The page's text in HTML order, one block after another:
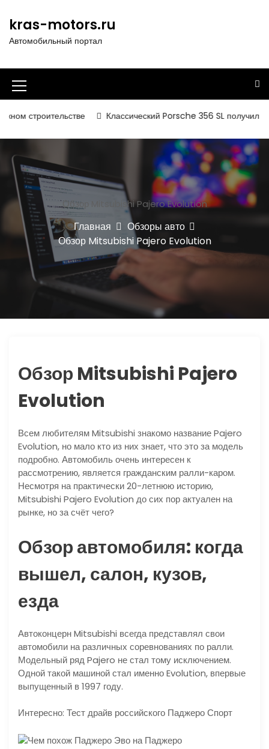
т
к
д
м
kras-motors.ru
Автомобильный портал
И
к
о
н
к
а
м
е
Классический Porsche 356 SL получил вторую
Обзор Mitsubishi Pajero Evolution
Главная
Обзоры авто
Обзор Mitsubishi Pajero Evolution
Обзор Mitsubishi Pajero
Evolution
Всем любителям Mitsubishi знакомо название Pajero
Evolution, но мало кто из них знает, что это за модель
подробно. Автомобиль очень интересен к
рассмотрению, является гражданским ралли-каром.
Несмотря на практически 20-летнюю историю,
Mitsubishi Pajero Evolution до сих пор актуален на
рынке, но за счёт чего?
Обзор автомобиля: когда
вышел, салон, кузов,
езда
Автоконцерн Mitsubishi всегда представлял свои
автомобили на различных соревнованиях по ралли.
Модельный ряд Pajero не стал тому исключением.
Одной такой машиной стал именно Evolution, впервые
выпущенный в 1997 году.
Интересно: Тест драйв российского Паджеро Спорт